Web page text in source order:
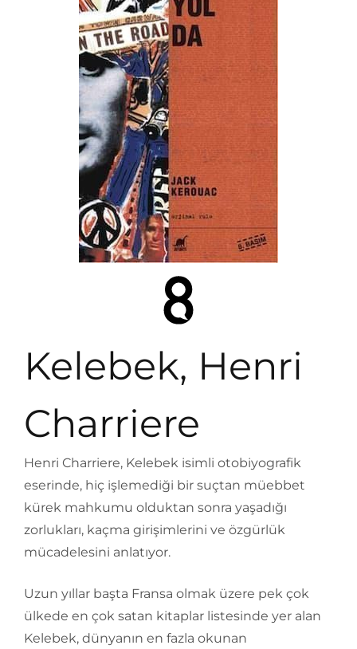
Kelebek, Henri
Charriere
Henri Charriere, Kelebek isimli otobiyografik
eserinde, hiç işlemediği bir suçtan müebbet
kürek mahkumu olduktan sonra yaşadığı
zorlukları, kaçma girişimlerini ve özgürlük
mücadelesini anlatıyor.
Uzun yıllar başta Fransa olmak üzere pek çok
ülkede en çok satan kitaplar listesinde yer alan
Kelebek, dünyanın en fazla okunan